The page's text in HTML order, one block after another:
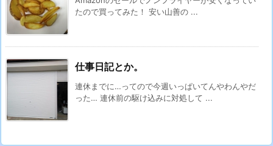
たので買ってみた！ 安い山善の ...
仕事日記とか。
連休までに…ってので今週いっぱいてんやわんやだ
った… 連休前の駆け込みに対処して ...